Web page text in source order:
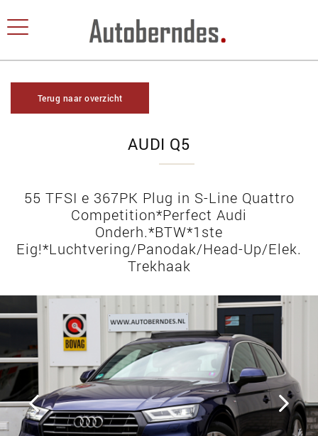
Terug naar overzicht
AUDI Q5
55 TFSI e 367PK Plug in S-Line Quattro
Competition*Perfect Audi
Onderh.*BTW*1ste
Eig!*Luchtvering/Panodak/Head-Up/Elek.
Trekhaak